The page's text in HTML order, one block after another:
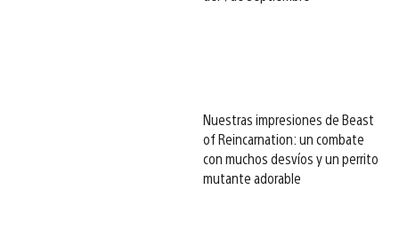
Nuestras impresiones de Beast
of Reincarnation: un combate
con muchos desvíos y un perrito
mutante adorable